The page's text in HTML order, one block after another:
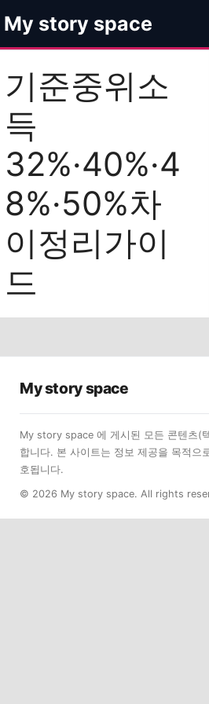
My story space
기준중위소
득
32%·40%·4
8%·50%차
이정리가이
드
My story space
My story space 에 게시된 모든 콘텐츠(
합니다. 본 사이트는 정보 제공을 목적으
호됩니다.
© 2026 My story space. All rights